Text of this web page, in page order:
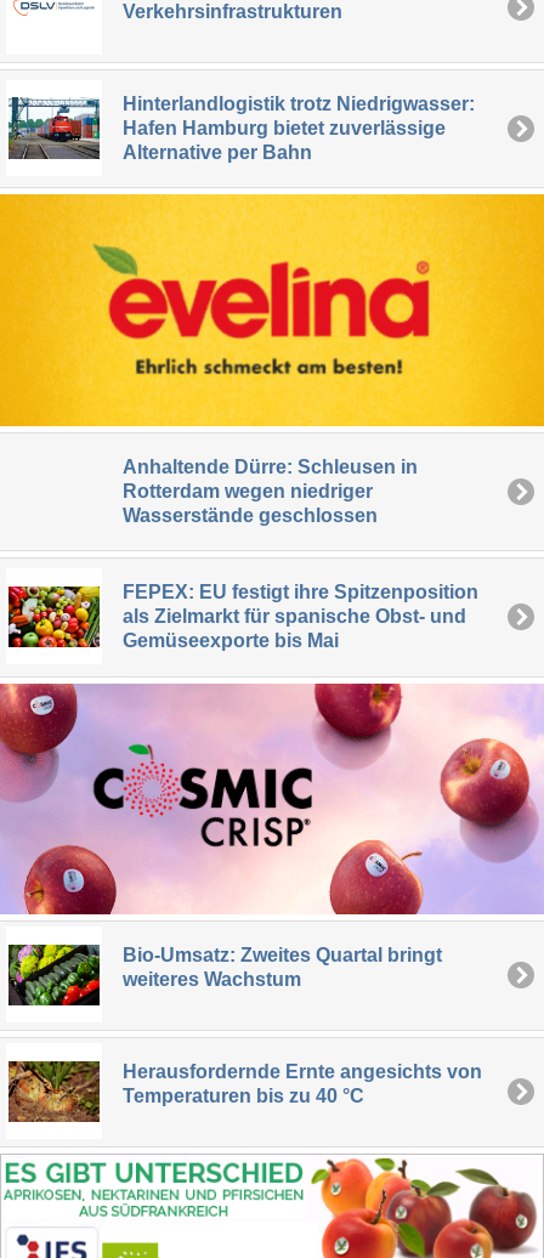
Verkehrsinfrastrukturen
Hinterlandlogistik trotz Niedrigwasser:
Hafen Hamburg bietet zuverlässige
Alternative per Bahn
Anhaltende Dürre: Schleusen in
Rotterdam wegen niedriger
Wasserstände geschlossen
FEPEX: EU festigt ihre Spitzenposition
als Zielmarkt für spanische Obst- und
Gemüseexporte bis Mai
Bio-Umsatz: Zweites Quartal bringt
weiteres Wachstum
Herausfordernde Ernte angesichts von
Temperaturen bis zu 40 °C